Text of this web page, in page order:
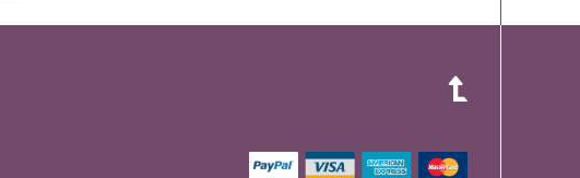
prezzo
originaleattuale